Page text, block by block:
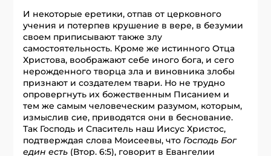
И некоторые еретики, отпав от церковного
учения и потерпев крушение в вере, в безумии
своем приписывают также злу
самостоятельность. Кроме же истинного Отца
Христова, воображают себе иного бога, и сего
нерожденного творца зла и виновника злобы
признают и создателем твари. Но не трудно
опровергнуть их божественным Писанием и
тем же самым человеческим разумом, которым,
измыслив сие, приводятся они в беснование.
Так Господь и Спаситель наш Иисус Христос,
подтверждая слова Моисеевы, чтоГосподь Бог
един есть (Втор. 6:5), говорит в Евангелии